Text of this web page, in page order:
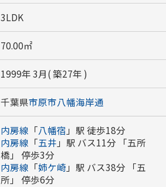
3LDK
70.00㎡
1999年 3月( 築27年 )
千葉県市原市八幡海岸通
内房線 「八幡宿 」駅 徒歩18分
内房線 「五井 」駅 バス11分 「五所
橋」 停歩3分
内房線 「姉ケ崎 」駅 バス38分 「五
所」 停歩6分